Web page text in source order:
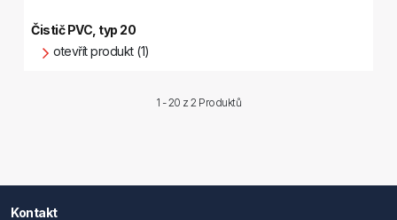
Čistič PVC, typ 20
otevřít produkt (1)
1 - 20 z2 Produktů
Kontakt